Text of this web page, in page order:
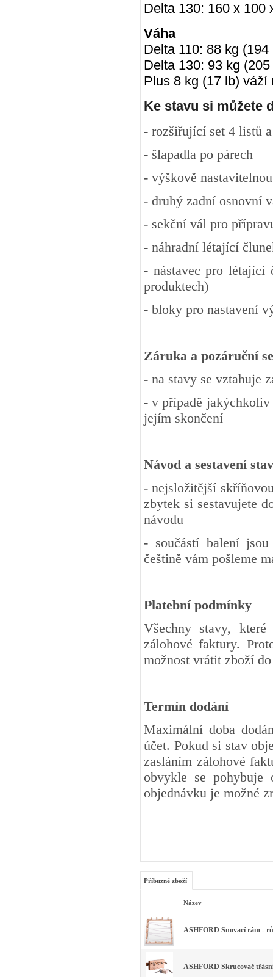
Delta 130: 160 x 100
Váha
Delta 110: 88 kg (194
Delta 130: 93 kg (205
Plus 8 kg (17 lb)
Ke stavu si můžete
- rozšiřující set 4 listů
- šlapadla po párech
- výškově
- druhý zadní osnovní
- sekční vál pro
- náhradní létající
- nástavec pro létající
produktech)
- bloky pro nastavení
Záruka a pozáruční
- na stavy se vztahuje
- v případě jakýchkoliv
jejím skončení
Návod a sestavení
- nejsložitější
zbytek si sestavujete
návodu
- součástí balení
češtině vám pošleme
Platební podmínky
Všechny stavy,
zálohové faktury.
možnost vrátit zboží
Termín dodání
Maximální doba
účet. Pokud si stav
zasláním zálohové
obvykle se pohybuje
objednávku je možné
Příbuzné zboží
Název
ASHFORD Snovací rám -
ASHFORD Skrucovač